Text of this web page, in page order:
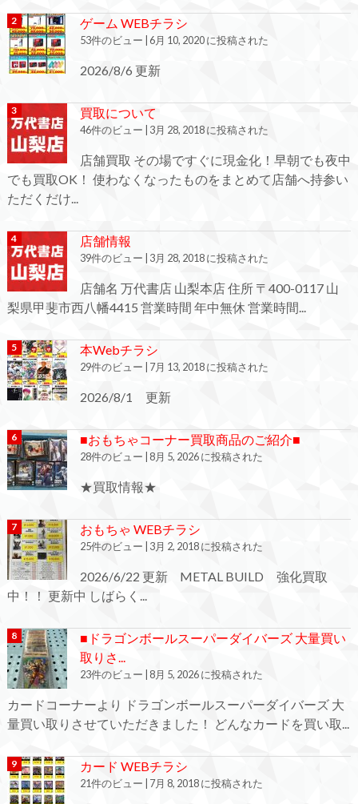
ゲーム WEBチラシ
53件のビュー 6月 10, 2020 に投稿された
2026/8/6 更新
買取について
46件のビュー 3月 28, 2018 に投稿された
店舗買取 その場ですぐに現金化！早朝でも夜中
でも買取OK！ 使わなくなったものをまとめて店舗へ持参い
ただくだけ...
店舗情報
39件のビュー 3月 28, 2018 に投稿された
店舗名 万代書店 山梨本店 住所 〒400-0117 山
梨県甲斐市西八幡4415 営業時間 年中無休 営業時間...
本Webチラシ
29件のビュー 7月 13, 2018 に投稿された
2026/8/1 更新
■おもちゃコーナー買取商品のご紹介■
28件のビュー 8月 5, 2026 に投稿された
★買取情報★
おもちゃ WEBチラシ
25件のビュー 3月 2, 2018 に投稿された
2026/6/22 更新 METAL BUILD 強化買取
中！！ 更新中 しばらく...
■ドラゴンボールスーパーダイバーズ 大量買い
取りさ...
23件のビュー 8月 5, 2026 に投稿された
カードコーナーより ドラゴンボールスーパーダイバーズ 大
量買い取りさせていただきました！ どんなカードを買い取...
カード WEBチラシ
21件のビュー 7月 8, 2018 に投稿された